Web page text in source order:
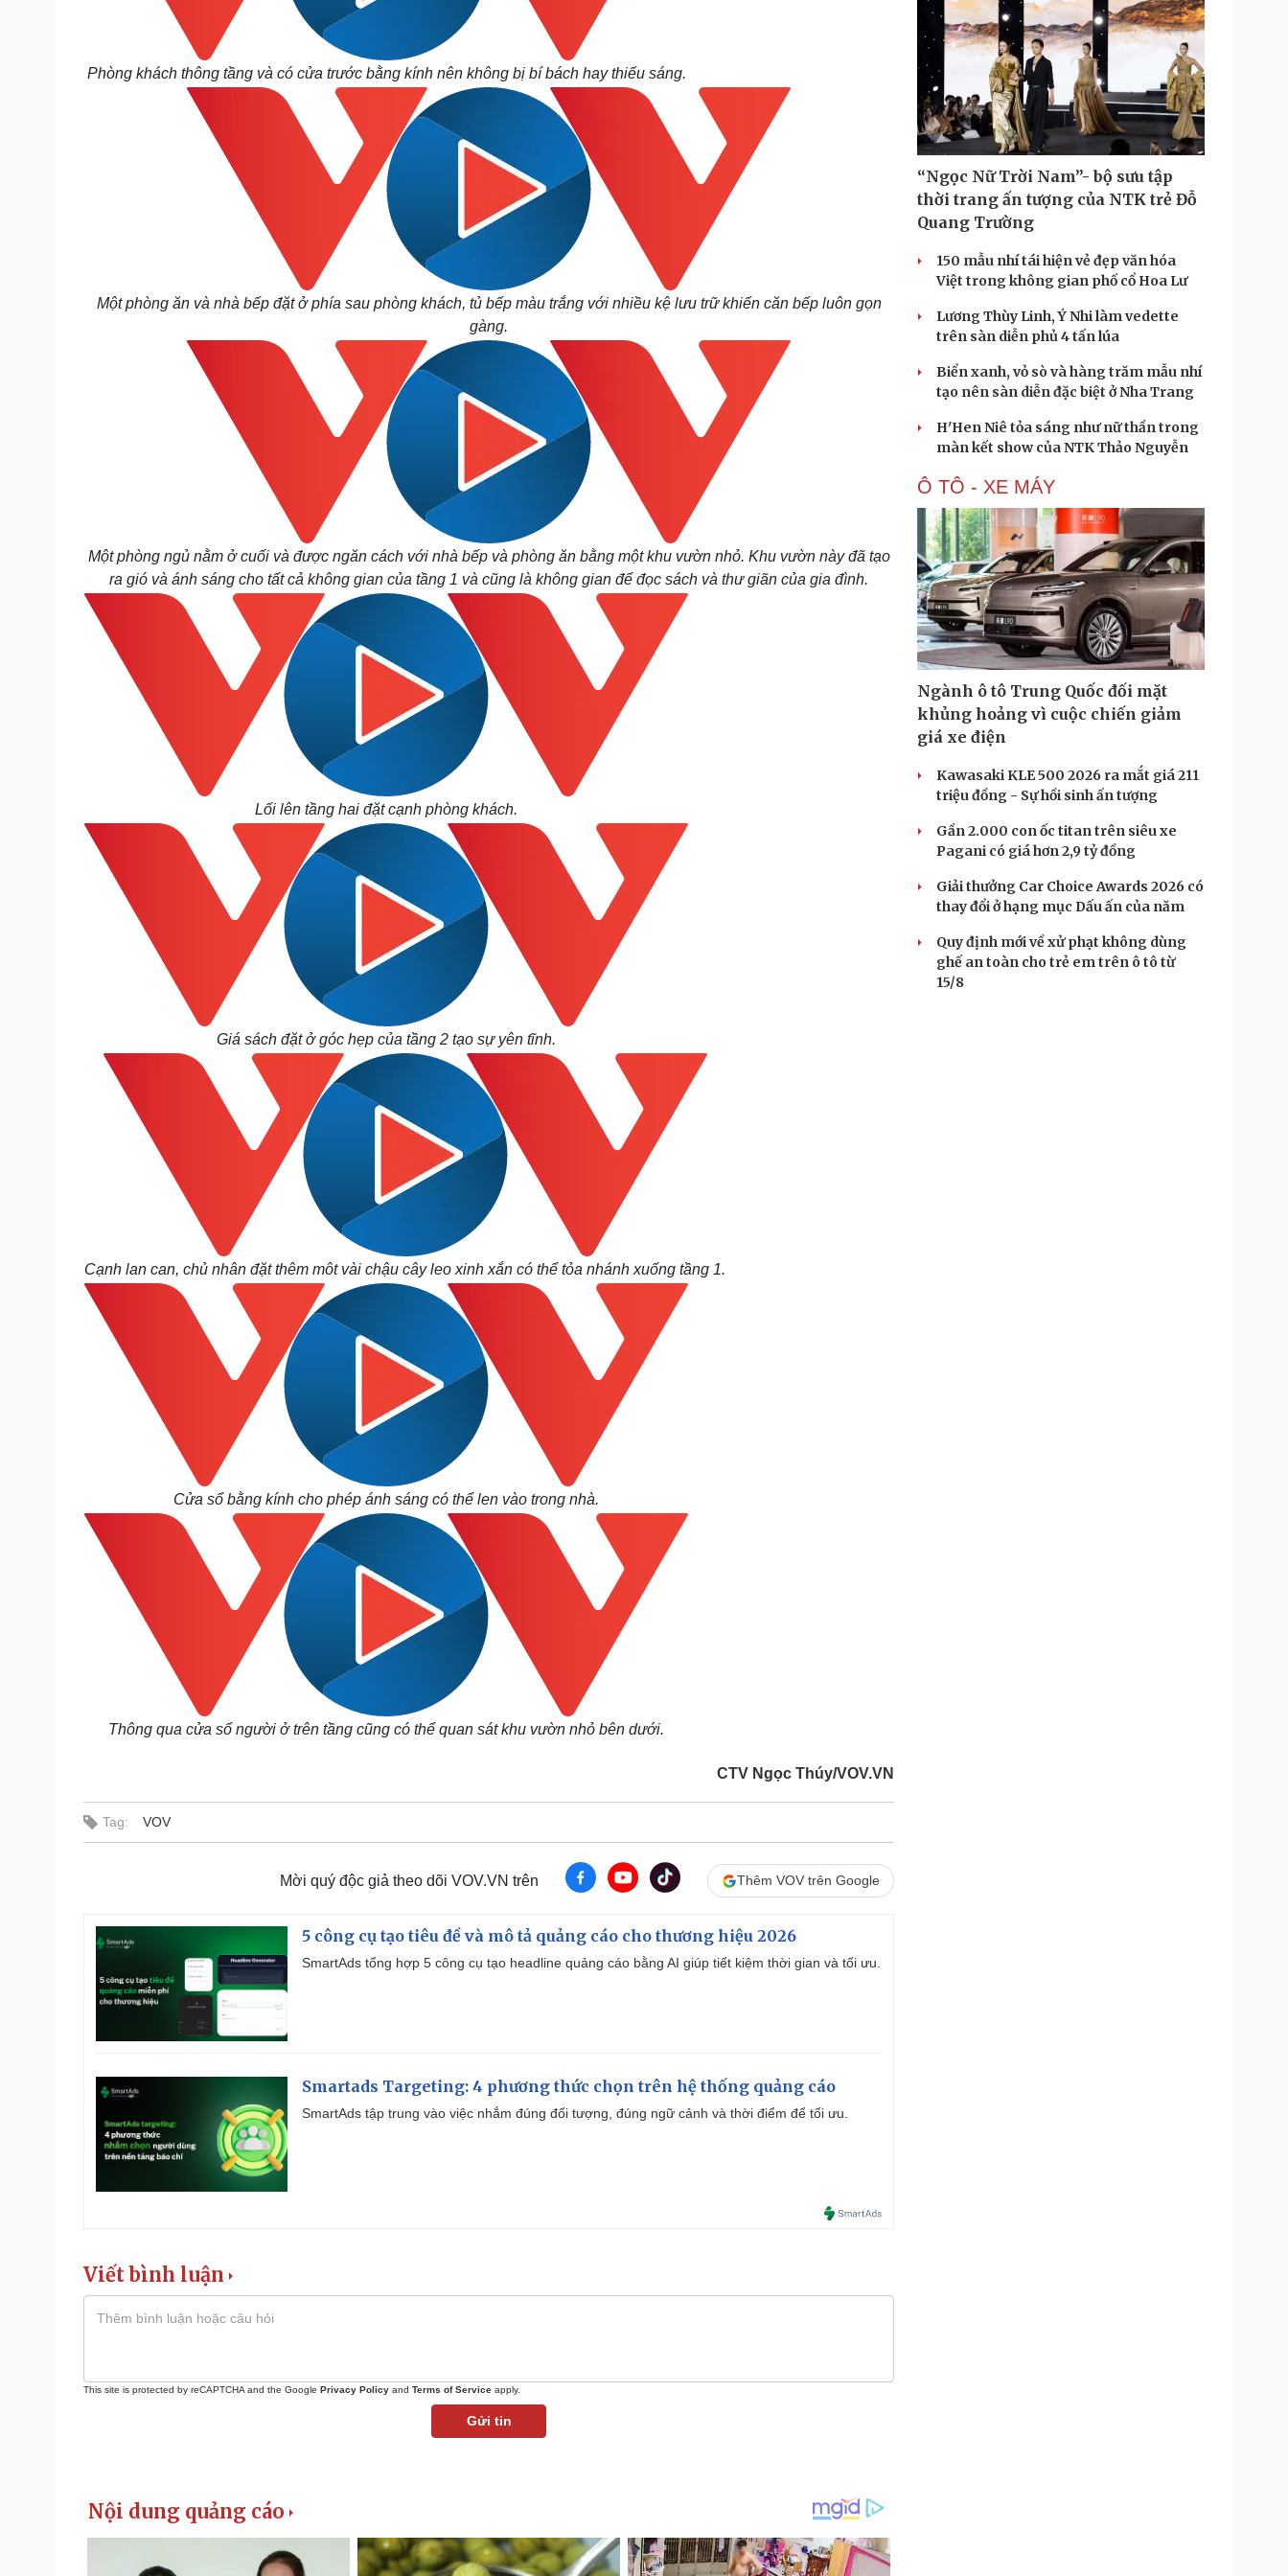
Phòng khách thông tầng và có cửa trước bằng kính nên không bị bí bách hay thiếu sáng.
Một phòng ăn và nhà bếp đặt ở phía sau phòng khách, tủ bếp màu trắng với nhiều kệ lưu trữ khiến căn bếp luôn gọn
gàng.
Một phòng ngủ nằm ở cuối và được ngăn cách với nhà bếp và phòng ăn bằng một khu vườn nhỏ. Khu vườn này đã tạo
ra gió và ánh sáng cho tất cả không gian của tầng 1 và cũng là không gian để đọc sách và thư giãn của gia đình.
Lối lên tầng hai đặt cạnh phòng khách.
Giá sách đặt ở góc hẹp của tầng 2 tạo sự yên tĩnh.
Cạnh lan can, chủ nhân đặt thêm môt vài chậu cây leo xinh xắn có thể tỏa nhánh xuống tầng 1.
Cửa sổ bằng kính cho phép ánh sáng có thể len vào trong nhà.
Thông qua cửa sổ người ở trên tầng cũng có thể quan sát khu vườn nhỏ bên dưới.
CTV Ngọc Thúy/VOV.VN
Tag: VOV
Mời quý độc giả theo dõi VOV.VN trên Thêm VOV trên Google
5 công cụ tạo tiêu đề và mô tả quảng cáo cho thương hiệu 2026
SmartAds tổng hợp 5 công cụ tạo headline quảng cáo bằng AI giúp tiết kiệm thời gian và tối ưu.
Smartads Targeting: 4 phương thức chọn trên hệ thống quảng cáo
SmartAds tập trung vào việc nhắm đúng đối tượng, đúng ngữ cảnh và thời điểm để tối ưu.
Viết bình luận
This site is protected by reCAPTCHA and the Google Privacy Policy and Terms of Service apply.
Gửi tin
“Ngọc Nữ Trời Nam”- bộ sưu tập
thời trang ấn tượng của NTK trẻ Đỗ
Quang Trường
150 mẫu nhí tái hiện vẻ đẹp văn hóa
Việt trong không gian phố cổ Hoa Lư
Lương Thùy Linh, Ý Nhi làm vedette
trên sàn diễn phủ 4 tấn lúa
Biển xanh, vỏ sò và hàng trăm mẫu nhí
tạo nên sàn diễn đặc biệt ở Nha Trang
H'Hen Niê tỏa sáng như nữ thần trong
màn kết show của NTK Thảo Nguyễn
Ô TÔ - XE MÁY
Ngành ô tô Trung Quốc đối mặt
khủng hoảng vì cuộc chiến giảm
giá xe điện
Kawasaki KLE 500 2026 ra mắt giá 211
triệu đồng - Sự hồi sinh ấn tượng
Gần 2.000 con ốc titan trên siêu xe
Pagani có giá hơn 2,9 tỷ đồng
Giải thưởng Car Choice Awards 2026 có
thay đổi ở hạng mục Dấu ấn của năm
Quy định mới về xử phạt không dùng
ghế an toàn cho trẻ em trên ô tô từ
15/8